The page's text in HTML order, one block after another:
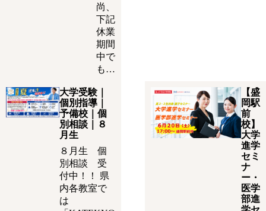
尚、
下記
休業
期間
中で
も…
大学受験｜
個別指導｜
予備校｜個
別相談｜８
月生
８月生 個
別相談 受
付中！！ 県
内各教室で
は
【盛
岡駅
前
校】
大学
進学
セミ
ナ
ー・
医学
部進